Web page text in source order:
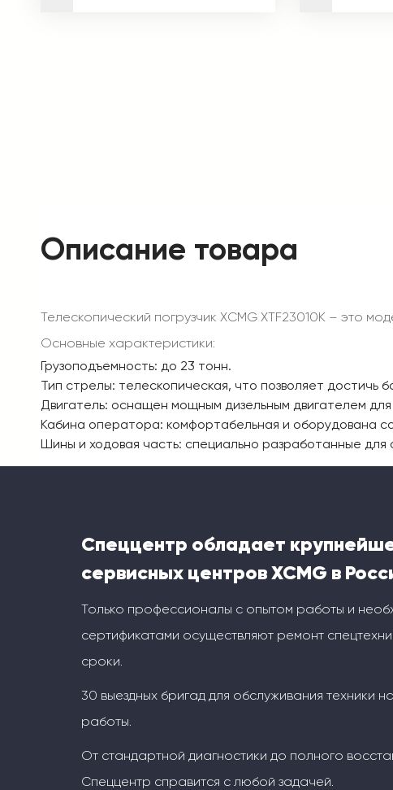
Описание товара
Телескопический погрузчик XCMG XTF23010K – это
Основные характеристики:
Грузоподъемность: до 23 тонн.
Тип стрелы: телескопическая, что позволяет достичь
Двигатель: оснащен мощным дизельным двигателем
Кабина оператора: комфортабельная и оборудована
Шины и ходовая часть: специально разработанные
Спеццентр обладает
сервисных центров XCMG в
Только профессионалы с опытом работы и
сертификатами осуществляют ремонт
сроки.
30 выездных бригад для обслуживания техники
работы.
От стандартной диагностики до полного
Спеццентр справится с любой задачей.